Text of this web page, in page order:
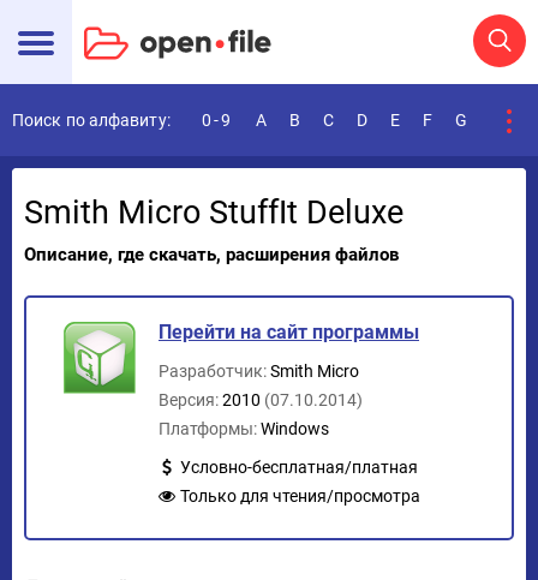
Поиск по алфавиту: 0-9 A B C D E F G
Smith Micro StuffIt Deluxe
Описание, где скачать, расширения файлов
Перейти на сайт программы
Разработчик:Smith Micro
Версия:2010 (07.10.2014)
Платформы:Windows
Условно-бесплатная/платная
Только для чтения/просмотра